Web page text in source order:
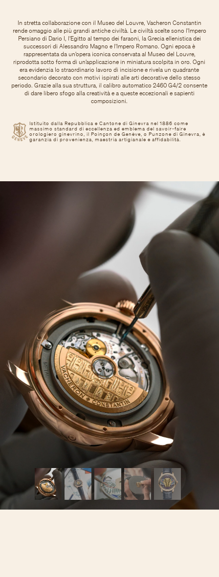
Istituito dalla Repubblica e Cantone di Ginevra nel 1886 come
massimo standard di eccellenza ed emblema del savoir-faire
orologiero ginevrino, il Poinçon de Genève, o Punzone di Ginevra, è
garanzia di provenienza, maestria artigianale e affidabilità.
In stretta collaborazione con il Museo del Louvre, Vacheron Constantin
rende omaggio alle più grandi antiche civiltà. Le civiltà scelte sono l’Impero
Persiano di Dario I, l’Egitto al tempo dei faraoni, la Grecia ellenistica dei
successori di Alessandro Magno e l’Impero Romano. Ogni epoca è
rappresentata da un’opera iconica conservata al Museo del Louvre,
riprodotta sotto forma di un’applicazione in miniatura scolpita in oro. Ogni
era evidenzia lo straordinario lavoro di incisione e rivela un quadrante
secondario decorato con motivi ispirati alle arti decorative dello stesso
periodo. Grazie alla sua struttura, il calibro automatico 2460 G4/2 consente
di dare libero sfogo alla creatività e a queste eccezionali e sapienti
composizioni.